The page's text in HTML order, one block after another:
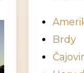
Brdy